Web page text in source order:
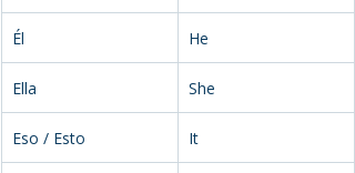
Él He
Ella She
Eso / Esto It